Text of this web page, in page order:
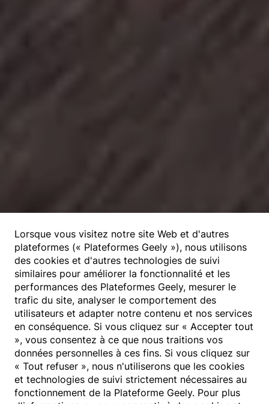
Lorsque vous visitez notre site Web et d'autres
plateformes (« Plateformes Geely »), nous utilisons
des cookies et d'autres technologies de suivi
similaires pour améliorer la fonctionnalité et les
performances des Plateformes Geely, mesurer le
trafic du site, analyser le comportement des
utilisateurs et adapter notre contenu et nos services
en conséquence. Si vous cliquez sur « Accepter tout
», vous consentez à ce que nous traitions vos
données personnelles à ces fins. Si vous cliquez sur
« Tout refuser », nous n'utiliserons que les cookies
et technologies de suivi strictement nécessaires au
fonctionnement de la Plateforme Geely. Pour plus